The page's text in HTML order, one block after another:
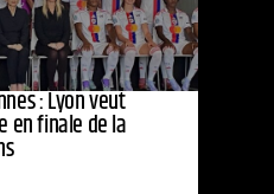
: Lyon veut
en finale de la